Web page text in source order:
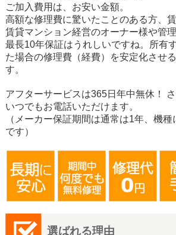
ご加入費用は、お安い金額。
高額な修理費に驚いたことのある方、
賃貸マンション経営のオーナー様や管
最長10年保証はうれしいですね。所有
た場合の修理費（経費）を安定化させ
す。
アフターサービスは365日年中無休！
いつでもお電話いただけます。
（メーカー保証期間は通常は1年、機
です）
選ばれる理由